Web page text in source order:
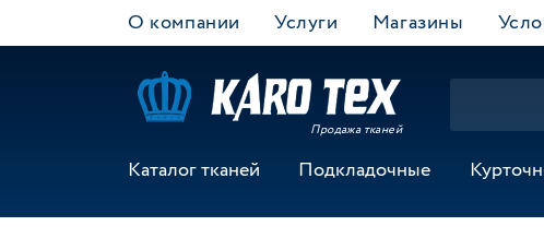
О компании Услуги Магазины
Продажа тканей
Каталог тканей Подкладочные